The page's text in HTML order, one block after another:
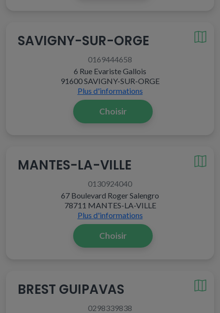
SAVIGNY-SUR-ORGE
0169444658
6 Rue Evariste Gallois
91600 SAVIGNY-SUR-ORGE
Plus d'informations
Choisir
MANTES-LA-VILLE
0130924040
67 Boulevard Roger Salengro
78711 MANTES-LA-VILLE
Plus d'informations
Choisir
BREST GUIPAVAS
0298339838